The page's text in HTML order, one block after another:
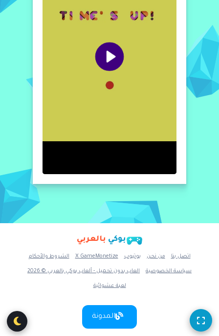
بوكي بالعربي
اتصل بنا من نحن يوتيوب X GameMonetize الشروط والأحكام
سياسة الخصوصية العاب بدون تحميل - ألعاب بوكي بالعربي © 2026
لعبة عشوائية
المدونة